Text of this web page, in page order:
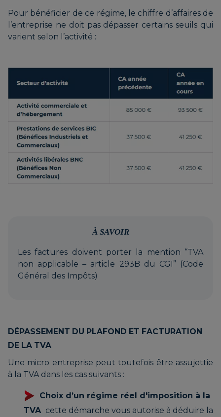
Pour bénéficier de ce régime, le chiffre d’affaires de
l’entreprise ne doit pas dépasser certains seuils qui
varient selon l’activité :
À SAVOIR
Les factures doivent porter la mention “TVA
non applicable – article 293B du CGI” (Code
Général des Impôts)
DÉPASSEMENT DU PLAFOND ET FACTURATION
DE LA TVA
Une micro entreprise peut toutefois être assujettie
à la TVA dans les cas suivants :
Choix d’un régime réel d'imposition à la
TVA cette démarche vous autorise à déduire la